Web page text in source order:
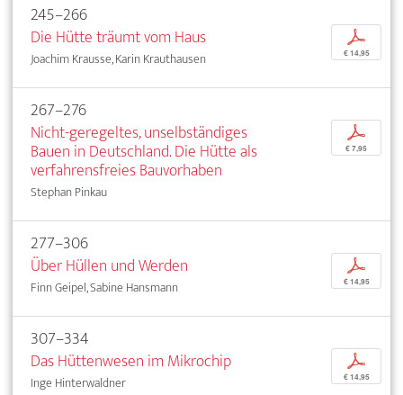
245–266
Die Hütte träumt vom Haus
Joachim Krausse, Karin Krauthausen
p
€ 14,95
267–276
Nicht-geregeltes, unselbständiges
Bauen in Deutschland. Die Hütte als
verfahrensfreies Bauvorhaben
Stephan Pinkau
p
€ 7,95
277–306
Über Hüllen und Werden
Finn Geipel, Sabine Hansmann
p
€ 14,95
307–334
Das Hüttenwesen im Mikrochip
Inge Hinterwaldner
p
€ 14,95